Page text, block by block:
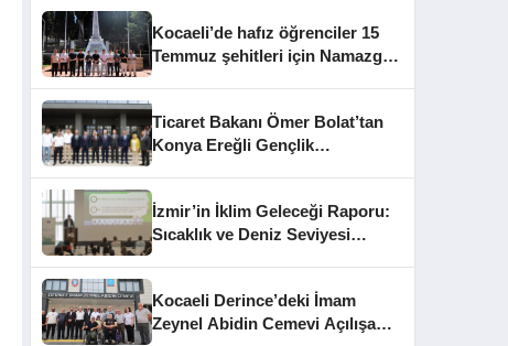
Kocaeli’de hafız öğrenciler 15
Temmuz şehitleri için Namazgâh
Ticaret Bakanı Ömer Bolat’tan
Konya Ereğli Gençlik
İzmir’in İklim Geleceği Raporu:
Sıcaklık ve Deniz Seviyesi
Kocaeli Derince’deki İmam
Zeynel Abidin Cemevi Açılışa